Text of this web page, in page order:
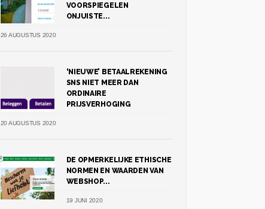
VOORSPIEGELEN
ONJUISTE...
26 AUGUSTUS 2020
‘NIEUWE’ BETAALREKENING
SNS NIET MEER DAN
ORDINAIRE
PRIJSVERHOGING
20 AUGUSTUS 2020
DE OPMERKELIJKE ETHISCHE
NORMEN EN WAARDEN VAN
WEBSHOP...
19 JUNI 2020